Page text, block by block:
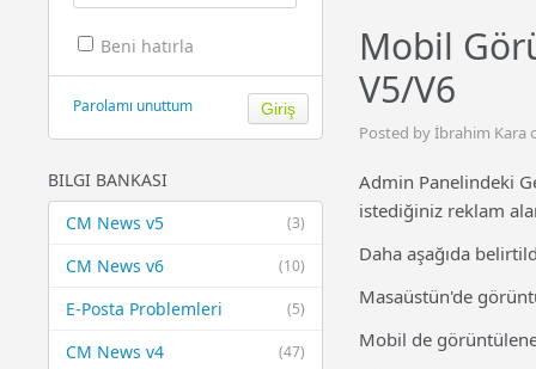
Beni hatırla
Parolamı unuttum
BILGI BANKASI
(3)
CM News v5
(10)
CM News v6
(5)
E-Posta Problemleri
(47)
CM News v4
Mobil
V5/V6
Posted by İbrahim Kara
Admin Panelindeki
istediğiniz reklam
Daha aşağıda
Masaüstün'de
Mobil de